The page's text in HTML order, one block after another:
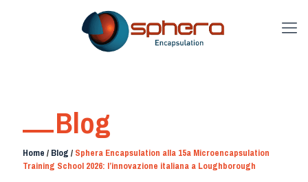
Blog
Home / Blog / Sphera Encapsulation alla 15a Microencapsulation
Training School 2026: l’innovazione italiana a Loughborough